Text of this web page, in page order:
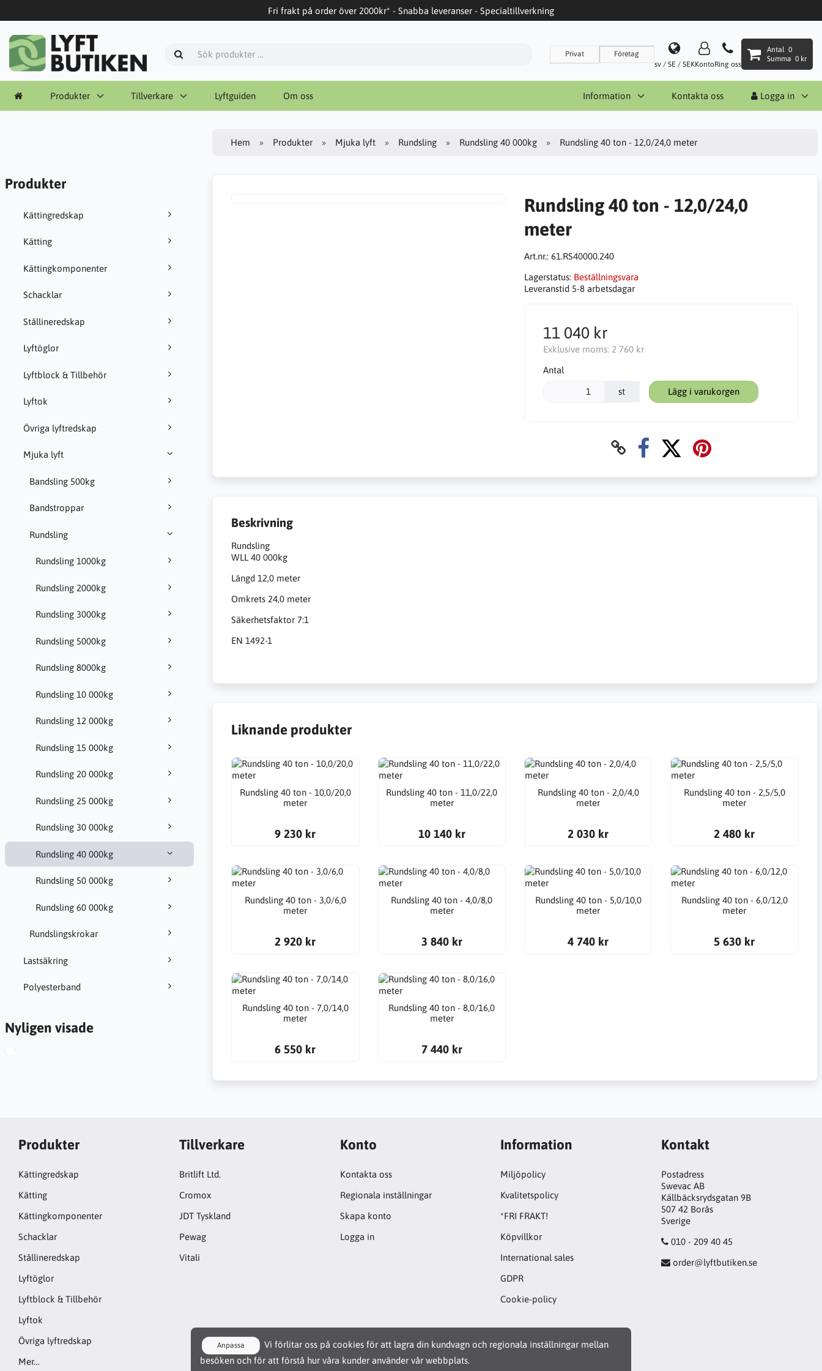
Fri frakt på order över 2000kr* - Snabba leveranser - Specialtillverkning
Privat
Företag
sv / SE / SEKKontoRing oss
Antal 0
Summa 0 kr
Produkter Tillverkare Lyftguiden Om oss Information Kontakta oss Logga in
Produkter
Kättingredskap
Kätting
Kättingkomponenter
Schacklar
Stållineredskap
Lyftöglor
Lyftblock & Tillbehör
Lyftok
Övriga lyftredskap
Mjuka lyft
Bandsling 500kg
Bandstroppar
Rundsling
Rundsling 1000kg
Rundsling 2000kg
Rundsling 3000kg
Rundsling 5000kg
Rundsling 8000kg
Rundsling 10 000kg
Rundsling 12 000kg
Rundsling 15 000kg
Rundsling 20 000kg
Rundsling 25 000kg
Rundsling 30 000kg
Rundsling 40 000kg
Rundsling 50 000kg
Rundsling 60 000kg
Rundslingskrokar
Lastsäkring
Polyesterband
Nyligen visade
Hem Produkter Mjuka lyft Rundsling Rundsling 40 000kg Rundsling 40 ton - 12,0/24,0 meter
Rundsling 40 ton - 12,0/24,0
meter
Art.nr.: 61.RS40000.240
Lagerstatus: Beställningsvara
Leveranstid 5-8 arbetsdagar
11 040 kr
Exklusive moms: 2 760 kr
Antal
st Lägg i varukorgen
Beskrivning
Rundsling
WLL 40 000kg
Längd 12,0 meter
Omkrets 24,0 meter
Säkerhetsfaktor 7:1
EN 1492-1
Liknande produkter
Rundsling 40 ton - 10,0/20,0
meter
9 230 kr
Rundsling 40 ton - 11,0/22,0
meter
10 140 kr
Rundsling 40 ton - 2,0/4,0
meter
2 030 kr
Rundsling 40 ton - 2,5/5,0
meter
2 480 kr
Rundsling 40 ton - 3,0/6,0
meter
2 920 kr
Rundsling 40 ton - 4,0/8,0
meter
3 840 kr
Rundsling 40 ton - 5,0/10,0
meter
4 740 kr
Rundsling 40 ton - 6,0/12,0
meter
5 630 kr
Rundsling 40 ton - 7,0/14,0
meter
6 550 kr
Rundsling 40 ton - 8,0/16,0
meter
7 440 kr
Anpassa
Vi förlitar oss på cookies för att lagra din kundvagn och regionala inställningar mellan
besöken och för att förstå hur våra kunder använder vår webbplats.
Produkter
Kättingredskap
Kätting
Kättingkomponenter
Schacklar
Stållineredskap
Lyftöglor
Lyftblock & Tillbehör
Lyftok
Övriga lyftredskap
Mer…
Tillverkare
Britlift Ltd.
Cromox
JDT Tyskland
Pewag
Vitali
Konto
Kontakta oss
Regionala inställningar
Skapa konto
Logga in
Information
Miljöpolicy
Kvalitetspolicy
*FRI FRAKT!
Köpvillkor
International sales
GDPR
Cookie-policy
Kontakt
Postadress
Swevac AB
Källbäcksrydsgatan 9B
507 42 Borås
Sverige
010 - 209 40 45
order@lyftbutiken.se